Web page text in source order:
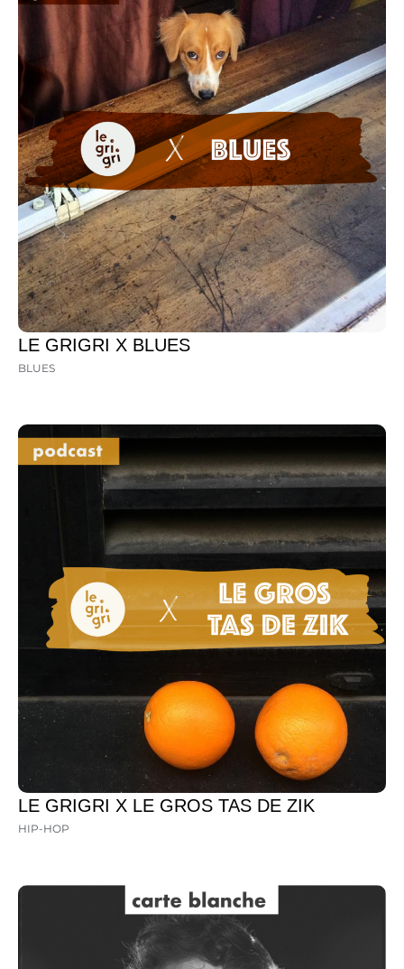
LE GRIGRI X BLUES
BLUES
LE GRIGRI X LE GROS TAS DE ZIK
HIP-HOP